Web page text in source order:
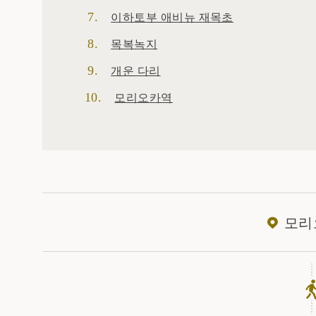
이하토부 애비뉴 재목초
목복녹지
개운 다리
모리오카역
모